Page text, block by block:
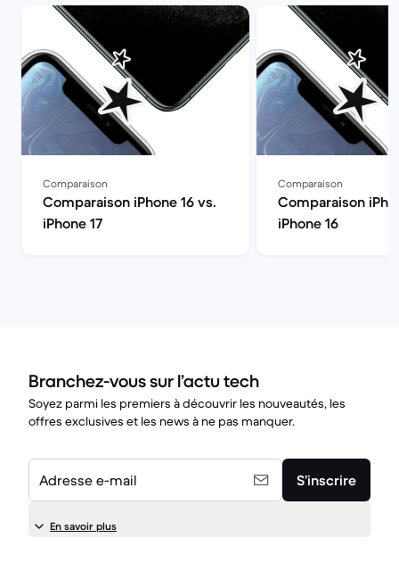
Comparaison
Comparaison iPhone 16 vs.
iPhone 17
Comparaison
Comparaison
iPhone 16
Branchez-vous sur l’actu tech
Soyez parmi les premiers à découvrir les nouveautés, les
offres exclusives et les news à ne pas manquer.
Adresse e-mail S’inscrire
En savoir plus